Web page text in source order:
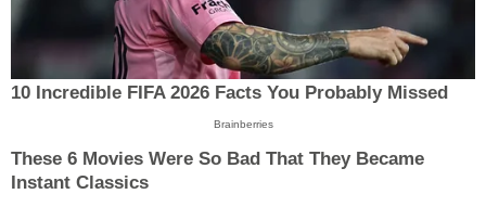
10 Incredible FIFA 2026 Facts You Probably Missed
Brainberries
These 6 Movies Were So Bad That They Became
Instant Classics